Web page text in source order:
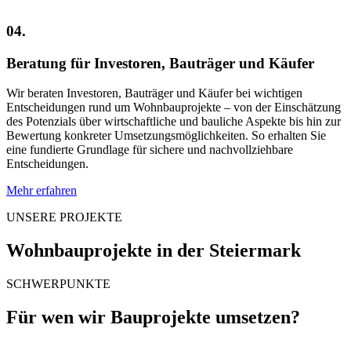
04.
Beratung für Investoren, Bauträger und Käufer
Wir beraten Investoren, Bauträger und Käufer bei wichtigen
Entscheidungen rund um Wohnbauprojekte – von der Einschätzung
des Potenzials über wirtschaftliche und bauliche Aspekte bis hin zur
Bewertung konkreter Umsetzungsmöglichkeiten. So erhalten Sie
eine fundierte Grundlage für sichere und nachvollziehbare
Entscheidungen.
Mehr erfahren
UNSERE PROJEKTE
Wohnbauprojekte in der Steiermark
SCHWERPUNKTE
Für wen wir Bauprojekte umsetzen?